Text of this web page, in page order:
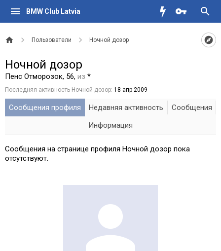
BMW Club Latvia
Пользователи Ночной дозор
Ночной дозор
Пенс Отморозок, 56, из *
Последняя активность Ночной дозор: 18 апр 2009
Сообщения профиля Недавняя активность
Сообщения
Информация
Сообщения на странице профиля Ночной дозор пока
отсутствуют.